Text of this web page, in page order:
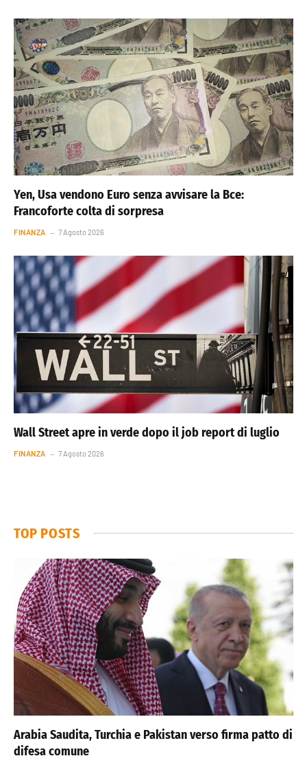
Yen, Usa vendono Euro senza avvisare la Bce:
Francoforte colta di sorpresa
FINANZA 7 Agosto 2026
Wall Street apre in verde dopo il job report di luglio
FINANZA 7 Agosto 2026
TOP POSTS
Arabia Saudita, Turchia e Pakistan verso firma patto di
difesa comune